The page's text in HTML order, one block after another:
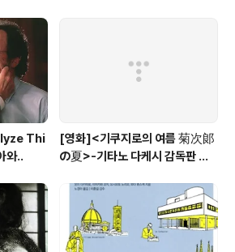
Thi
와..
[영화]<기쿠지로의 여름 菊次郞
の夏>-기타노 다케시 감독판 키